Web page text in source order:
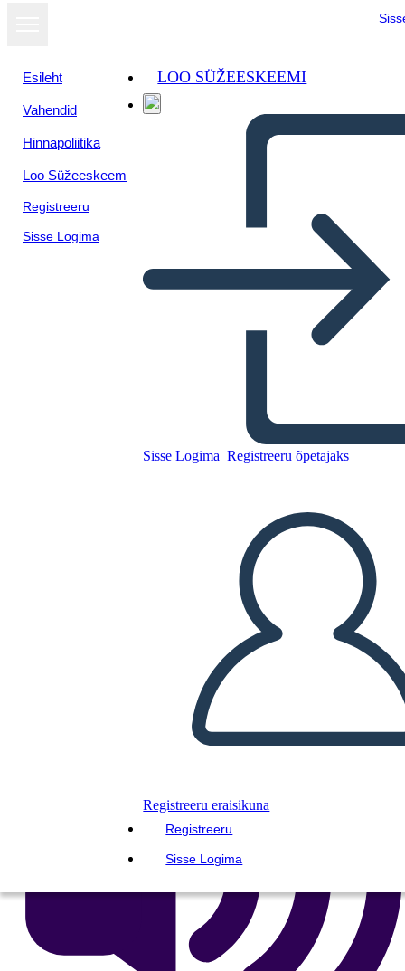
Esileht
Vahendid
Hinnapoliitika
Loo Süžeeskeem
Registreeru
Sisse Logima
LOO SÜŽEESKEEMI
Sisse Logima Registreeru õpetajaks
Registreeru eraisikuna
Registreeru
Sisse Logima
Ettevõtte Humoorikas
Kopeerige see süžeeskeemid
LUUA STORYBOARD
ESITA SLAIDIESITLUST
LOE MULLE